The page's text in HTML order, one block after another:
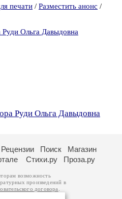
печати / Разместить анонс /
Руди Ольга Давыдовна
Руди Ольга Давыдовна
Рецензии Поиск
Магазин
Стихи.ру Проза.ру
возможность
произведений в
договора
принадлежат авторам